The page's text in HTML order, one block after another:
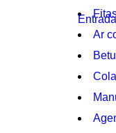
Ar
Entrada